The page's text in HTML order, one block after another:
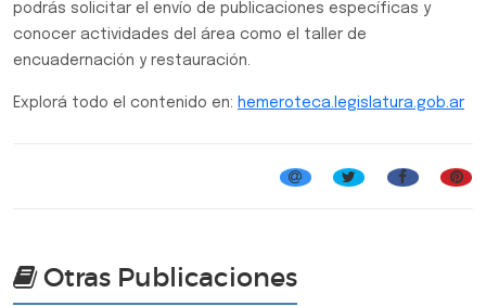
podrás solicitar el envío de publicaciones específicas y
conocer actividades del área como el taller de
encuadernación y restauración.
Explorá todo el contenido en: hemeroteca.legislatura.gob.ar
Otras Publicaciones